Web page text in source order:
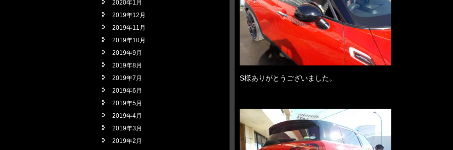
S様ありがとうございました。
2020年1月
2019年12月
2019年11月
2019年10月
2019年9月
2019年8月
2019年7月
2019年6月
2019年5月
2019年4月
2019年3月
2019年2月